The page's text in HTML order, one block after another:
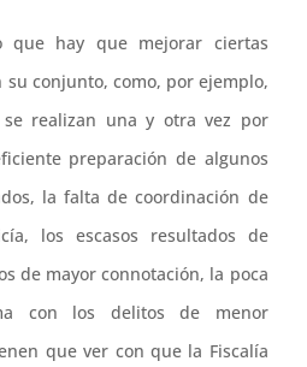
que hay que mejorar ciertas
conjunto, como, por ejemplo,
realizan una y otra vez por
preparación de algunos
la falta de coordinación de
los escasos resultados de
de mayor connotación, la poca
con los delitos de menor
que ver con que la Fiscalía